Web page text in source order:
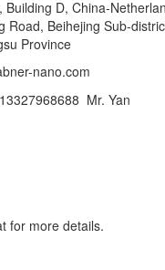
Building D, China-
Road, Beihejing Sub-
Province
nano.com
Mr. Yan
for more details.